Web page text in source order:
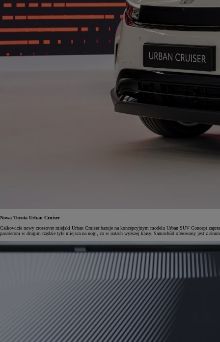
Nowa Toyota Urban Cruiser
Całkowicie nowy crossover miejski Urban Cruiser bazuje na koncepcyjnym modelu Urban SUV Concept
pasażerom w drugim rzędzie tyle miejsca na nogi, co w autach wyższej klasy. Samochód oferowany jest z